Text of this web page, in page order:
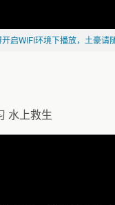
启WIFI环境下播放，土豪请
水上救生